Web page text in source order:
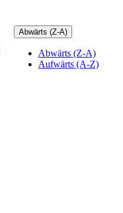
Abwärts (Z-A)
Abwärts (Z-A)
Aufwärts (A-Z)